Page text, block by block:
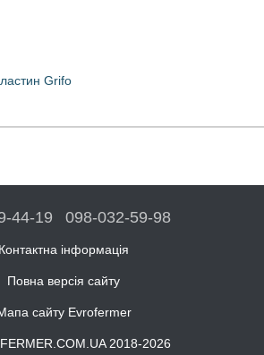
Grifo
44-19 098-032-59-98
Контактна інформація
Повна версія сайту
сайту Evrofermer
2018-2026